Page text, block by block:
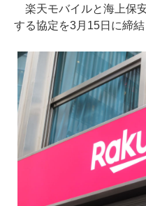
楽天モバイルと海上保
する協定を3月15日に締結